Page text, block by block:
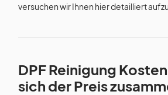
versuchen wir Ihnen hier detailliert
DPF Reinigung
sich der Preis